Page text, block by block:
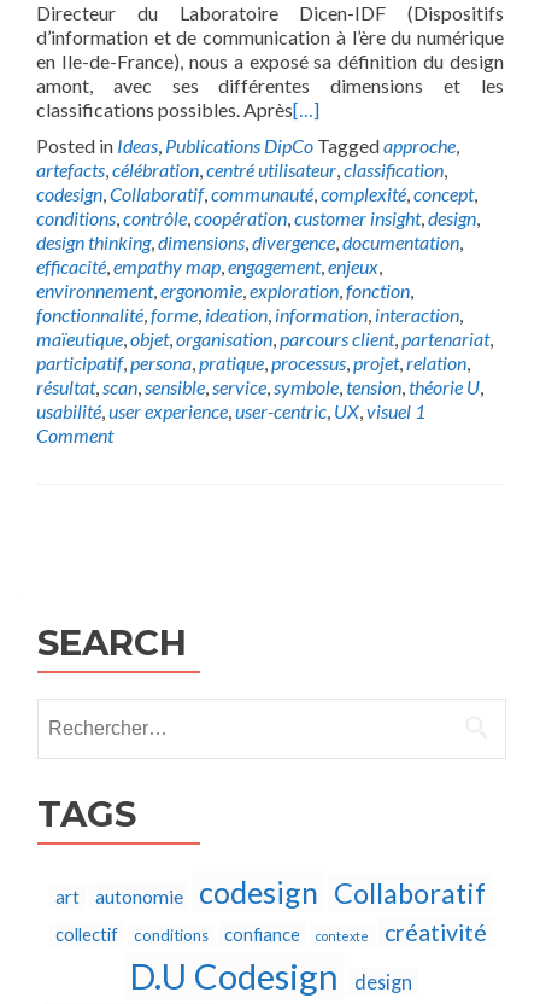
Directeur du Laboratoire Dicen-IDF (Dispositifs
d’information et de communication à l’ère du numérique
en Ile-de-France), nous a exposé sa définition du design
amont, avec ses différentes dimensions et les
classifications possibles. Après[…]
Posted in Ideas, Publications DipCo Taggedapproche,
artefacts,célébration,centré utilisateur,classification,
codesign,Collaboratif,communauté,complexité,concept,
conditions,contrôle,coopération,customer insight,design,
design thinking,dimensions,divergence,documentation,
efficacité,empathy map,engagement,enjeux,
environnement,ergonomie,exploration,fonction,
fonctionnalité,forme, ideation, information, interaction,
maïeutique,objet,organisation,parcours client,partenariat,
participatif,persona,pratique,processus,projet,relation,
résultat,scan,sensible,service,symbole,tension,théorie U,
usabilité,user experience,user-centric, UX,visuel 1
Comment
SEARCH
TAGS
art autonomie codesign Collaboratif
collectif conditions confiance contexte créativité
D.U Codesign design